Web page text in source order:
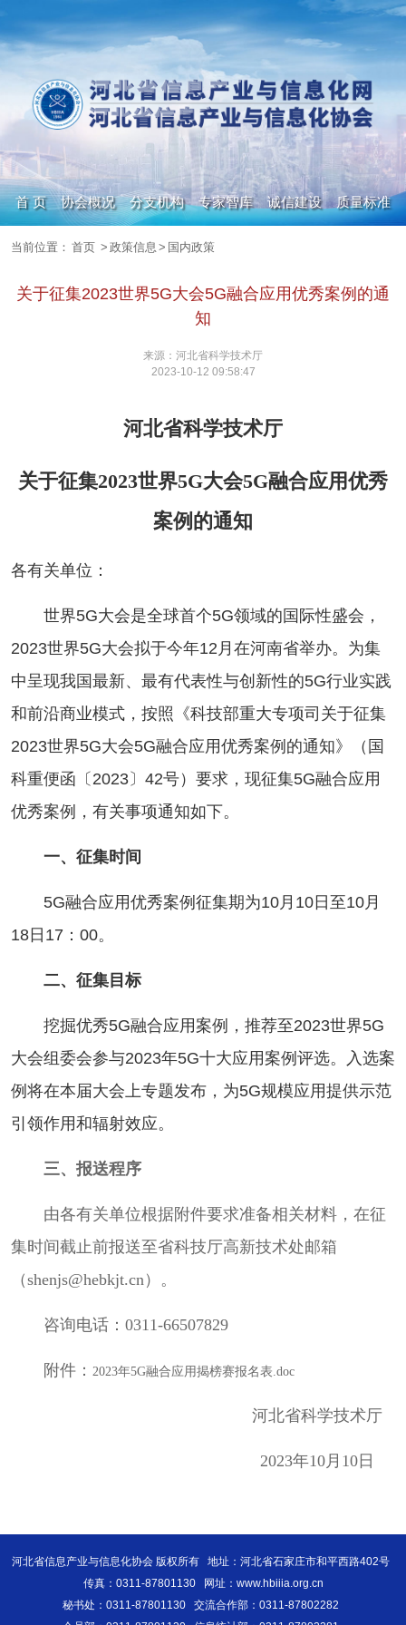
首 页 协会概况 分支机构 专家智库 诚信建设 质量标准
政策信息 人才集市 数字化转型
当前位置： 首页 > 政策信息 > 国内政策
关于征集2023世界5G大会5G融合应用优秀案例的通
知
来源：河北省科学技术厅
2023-10-12 09:58:47
河北省科学技术厅
关于征集2023世界5G大会5G融合应用优秀
案例的通知
各有关单位：
世界5G大会是全球首个5G领域的国际性盛会，
2023世界5G大会拟于今年12月在河南省举办。为集
中呈现我国最新、最有代表性与创新性的5G行业实践
和前沿商业模式，按照《科技部重大专项司关于征集
2023世界5G大会5G融合应用优秀案例的通知》（国
科重便函〔2023〕42号）要求，现征集5G融合应用
优秀案例，有关事项通知如下。
一、征集时间
5G融合应用优秀案例征集期为10月10日至10月
18日17：00。
二、征集目标
挖掘优秀5G融合应用案例，推荐至2023世界5G
大会组委会参与2023年5G十大应用案例评选。入选案
例将在本届大会上专题发布，为5G规模应用提供示范
引领作用和辐射效应。
三、报送程序
由各有关单位根据附件要求准备相关材料，在征
集时间截止前报送至省科技厅高新技术处邮箱
（shenjs@hebkjt.cn）。
咨询电话：0311-66507829
附件： 2023年5G融合应用揭榜赛报名表.doc
河北省科学技术厅
2023年10月10日
河北省信息产业与信息化协会 版权所有
地址：河北省石家庄市和平西路402号
传真：0311-87801130
网址：www.hbiiia.org.cn
秘书处：0311-87801130
交流合作部：0311-87802282